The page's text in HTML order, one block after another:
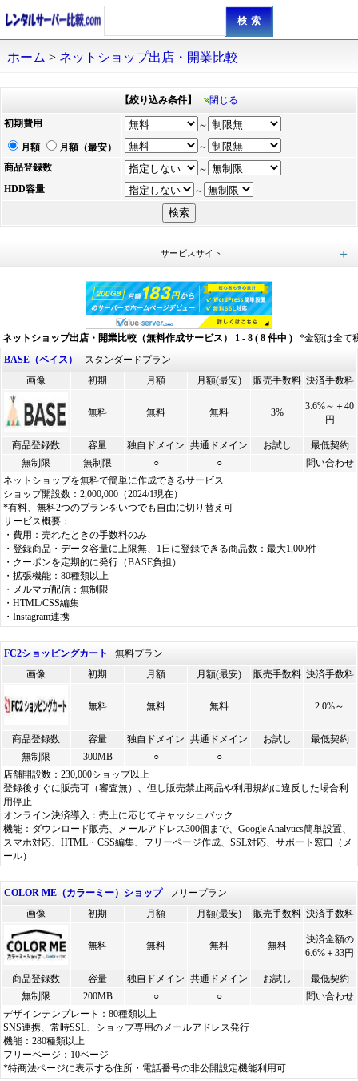
ホーム > ネットショップ出店・開業比較
【絞り込み条件】 閉じる
初期費用
～
月額
月額（最安）
～
商品登録数
～
HDD容量
～
サービスサイト
ネットショップ出店・開業比較（無料作成サービス） 1 - 8 ( 8 件中 )
*金額は全て
BASE（ベイス）
スタンダードプラン
画像
初期 月額 月額(最安) 販売手数料 決済手数料
無料 無料 無料 3%
3.6%～＋40
円
商品登録数 容量 独自ドメイン 共通ドメイン お試し
最低契約
無制限
無制限 ○ ○
問い合わせ
ネットショップを無料で簡単に作成できるサービス
ショップ開設数：2,000,000（2024/1現在）
*有料、無料2つのプランをいつでも自由に切り替え可
サービス概要：
・費用：売れたときの手数料のみ
・登録商品・データ容量に上限無、1日に登録できる商品数：最大1,000件
・クーポンを定期的に発行（BASE負担）
・拡張機能：80種類以上
・メルマガ配信：無制限
・HTML/CSS編集
・Instagram連携
FC2ショッピングカート
無料プラン
画像
初期 月額 月額(最安) 販売手数料 決済手数料
無料 無料 無料 2.0%～
商品登録数 容量 独自ドメイン 共通ドメイン お試し
最低契約
無制限
300MB ○
○
店舗開設数：230,000ショップ以上
登録後すぐに販売可（審査無）、但し販売禁止商品や利用規約に違反した場合利
用停止
オンライン決済導入：売上に応じてキャッシュバック
機能：ダウンロード販売、メールアドレス300個まで、Google Analytics簡単設置、
スマホ対応、HTML・CSS編集、フリーページ作成、SSL対応、サポート窓口（メ
ール）
COLOR ME（カラーミー）ショップフリープラン
画像
初期 月額 月額(最安) 販売手数料 決済手数料
無料 無料 無料 無料
決済金額の
6.6%＋33円
商品登録数 容量 独自ドメイン 共通ドメイン お試し
最低契約
無制限
200MB ○ ○
問い合わせ
デザインテンプレート：80種類以上
SNS連携、常時SSL、ショップ専用のメールアドレス発行
機能：280種類以上
フリーページ：10ページ
*特商法ページに表示する住所・電話番号の非公開設定機能利用可